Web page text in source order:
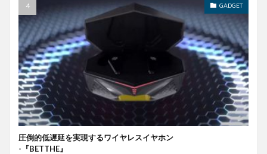
GADGET
圧倒的低遅延を実現するワイヤレスイヤホン
-『BETTHE』